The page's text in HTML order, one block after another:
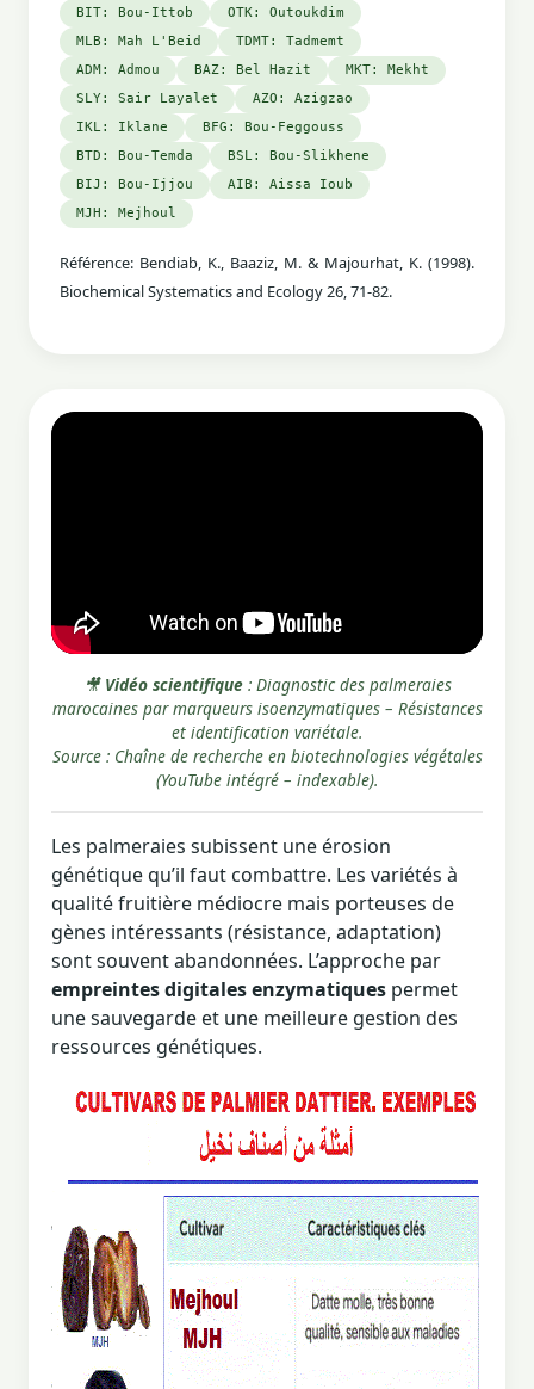
BIT: Bou-Ittob
OTK: Outoukdim
MLB: Mah L'Beid
TDMT: Tadmemt
ADM: Admou
BAZ: Bel Hazit
MKT: Mekht
SLY: Sair Layalet
AZO: Azigzao
IKL: Iklane
BFG: Bou-Feggouss
BTD: Bou-Temda
BSL: Bou-Slikhene
BIJ: Bou-Ijjou
AIB: Aissa Ioub
MJH: Mejhoul
Référence: Bendiab, K., Baaziz, M. & Majourhat, K. (1998).
Biochemical Systematics and Ecology 26, 71-82.
🎥 Vidéo scientifique: Diagnostic des palmeraies
marocaines par marqueurs isoenzymatiques – Résistances
et identification variétale.
Source : Chaîne de recherche en biotechnologies végétales
(YouTube intégré – indexable).
Les palmeraies subissent une érosion
génétique qu’il faut combattre. Les variétés à
qualité fruitière médiocre mais porteuses de
gènes intéressants (résistance, adaptation)
sont souvent abandonnées. L’approche par
empreintes digitales enzymatiques permet
une sauvegarde et une meilleure gestion des
ressources génétiques.